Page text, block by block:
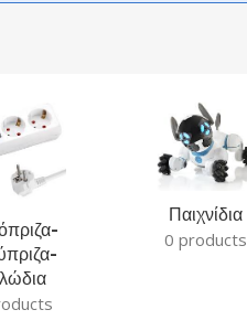
Παιχνίδια
0 products